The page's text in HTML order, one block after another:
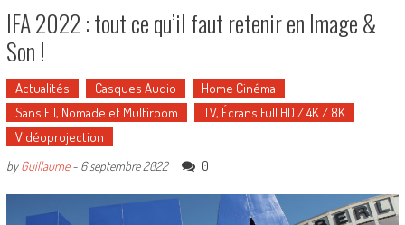
IFA 2022 : tout ce qu’il faut retenir en Image &
Son !
Actualités Casques Audio
Home Cinéma
Sans Fil, Nomade et Multiroom
TV, Écrans Full HD / 4K / 8K
Vidéoprojection
byGuillaume- 6 septembre 2022 0